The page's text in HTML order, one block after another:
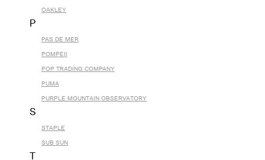
OAKLEY
P
PAS DE MER
POMPEII
POP TRADING COMPANY
PUMA
PURPLE MOUNTAIN OBSERVATORY
S
STAPLE
SUB SUN